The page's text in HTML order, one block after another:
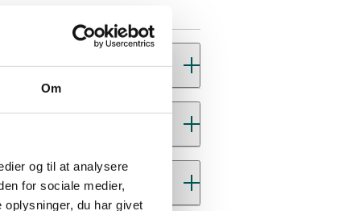
Om
og til at analysere
for sociale medier,
du har givet
140 skoler udkast til fagplanerne
og give feedback, som
foreninger.